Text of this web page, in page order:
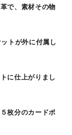
で、素材その物
トが外に付属し
に仕上がりまし
枚分のカードポ